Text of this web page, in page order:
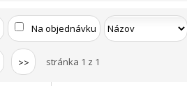
Na objednávku
>> stránka 1 z 1